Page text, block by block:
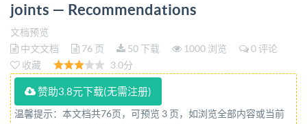
joints — Recommendations
文档预览
中文文档
76 页 50 下载 1000 浏览
0 评论
收藏
3.0分
赞助3.8元下载(无需注册)
温馨提示：本文档共76页，可预览 3 页，如浏览全部内容或当前